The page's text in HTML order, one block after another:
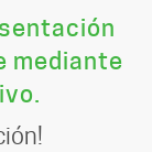
mediante